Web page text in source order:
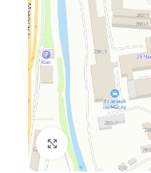
Увеличить